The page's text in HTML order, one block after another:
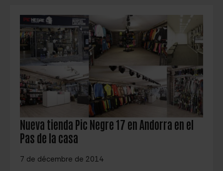
Nueva tienda Pic Negre 17 en Andorra en el
Pas de la casa
7 de décembre de 2014